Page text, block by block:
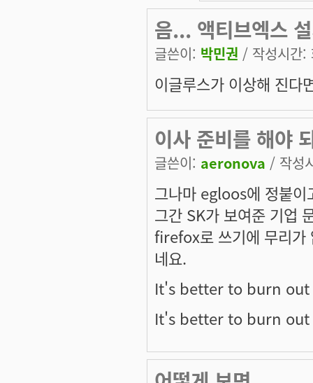
음... 액티브엑스
글쓴이: 박민권 / 작성시간
이글루스가 이상해 진다
이사 준비를 해야
글쓴이: aeronova / 작성
그나마 egloos에 정붙이
그간 SK가 보여준 기업
firefox로 쓰기에 무리가
네요.
It's better to burn
It's better to burn